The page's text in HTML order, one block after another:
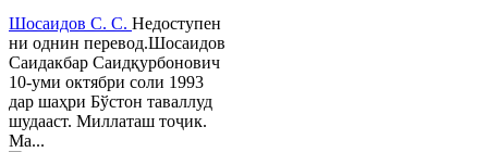
Шосаидов С. С. Недоступен
ни однин перевод.Шосаидов
Саидакбар Саидқурбонович
10-уми октябри соли 1993
дар шаҳри Бўстон таваллуд
шудааст. Миллаташ тоҷик.
Ма...